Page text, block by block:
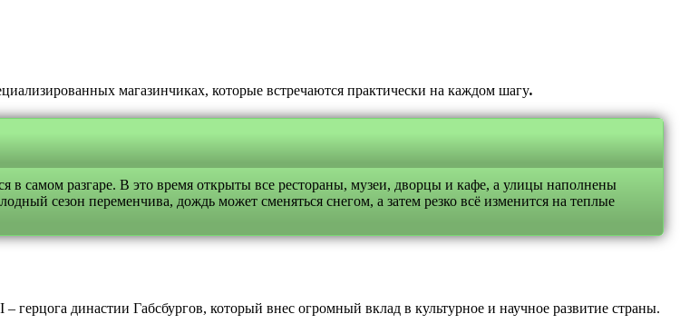
магазинчиках, которые встречаются практически на каждом шагу.
самом разгаре. В это время открыты все рестораны, музеи, дворцы и кафе, а улицы наполнены
сезон переменчива, дождь может сменяться снегом, а затем резко всё изменится на теплые
династии Габсбургов, который внес огромный вклад в культурное и научное развитие страны.